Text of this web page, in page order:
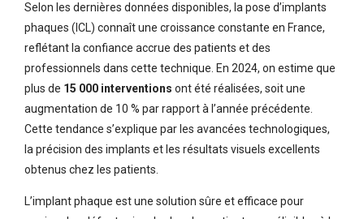
Selon les dernières données disponibles, la pose d’implants
phaques (ICL) connaît une croissance constante en France,
reflétant la confiance accrue des patients et des
professionnels dans cette technique. En 2024, on estime que
plus de 15 000 interventions ont été réalisées, soit une
augmentation de 10 % par rapport à l’année précédente.
Cette tendance s’explique par les avancées technologiques,
la précision des implants et les résultats visuels excellents
obtenus chez les patients.
L’implant phaque est une solution sûre et efficace pour